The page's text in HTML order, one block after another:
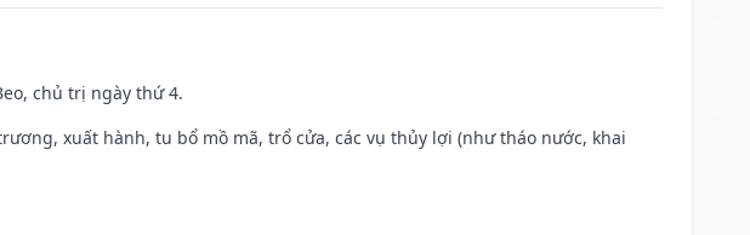
chủ trị ngày thứ 4.
xuất hành, tu bổ mồ mã, trổ cửa, các vụ thủy lợi (như tháo nước, khai